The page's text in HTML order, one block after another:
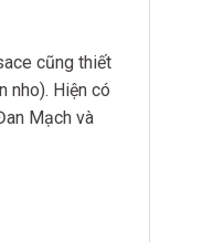
cũng thiết
nho). Hiện có
Mạch và